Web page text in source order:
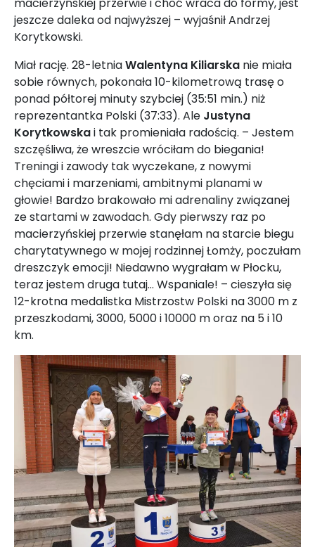
macierzyńskiej przerwie i choć wraca do formy, jest
jeszcze daleka od najwyższej – wyjaśnił Andrzej
Korytkowski.
Miał rację. 28-letniaWalentyna Kiliarska nie miała
sobie równych, pokonała 10-kilometrową trasę o
ponad półtorej minuty szybciej (35:51 min.) niż
reprezentantka Polski (37:33). Ale Justyna
Korytkowskai tak promieniała radością. – Jestem
szczęśliwa, że wreszcie wróciłam do biegania!
Treningi i zawody tak wyczekane, z nowymi
chęciami i marzeniami, ambitnymi planami w
głowie! Bardzo brakowało mi adrenaliny związanej
ze startami w zawodach. Gdy pierwszy raz po
macierzyńskiej przerwie stanęłam na starcie biegu
charytatywnego w mojej rodzinnej Łomży, poczułam
dreszczyk emocji! Niedawno wygrałam w Płocku,
teraz jestem druga tutaj… Wspaniale! – cieszyła się
12-krotna medalistka Mistrzostw Polski na 3000 m z
przeszkodami, 3000, 5000 i 10000 m oraz na 5 i 10
km.